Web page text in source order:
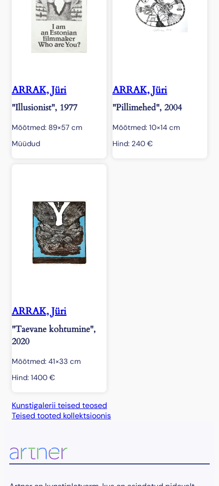
ARRAK, Jüri
"Illusionist", 1977
Mõõtmed: 89×57 cm
Müüdud
ARRAK, Jüri
"Pillimehed", 2004
Mõõtmed: 10×14 cm
Hind: 240 €
ARRAK, Jüri
"Taevane kohtumine",
2020
Mõõtmed: 41×33 cm
Hind: 1400 €
Kunstigalerii teised teosed
Teised tooted kollektsioonis